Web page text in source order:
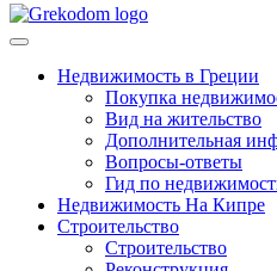
Недвижимость в Греции
Покупка
Вид на жительство
Дополнительная
Вопросы-ответы
Гид по
Недвижимость На Кипре
Строительство
Строительство